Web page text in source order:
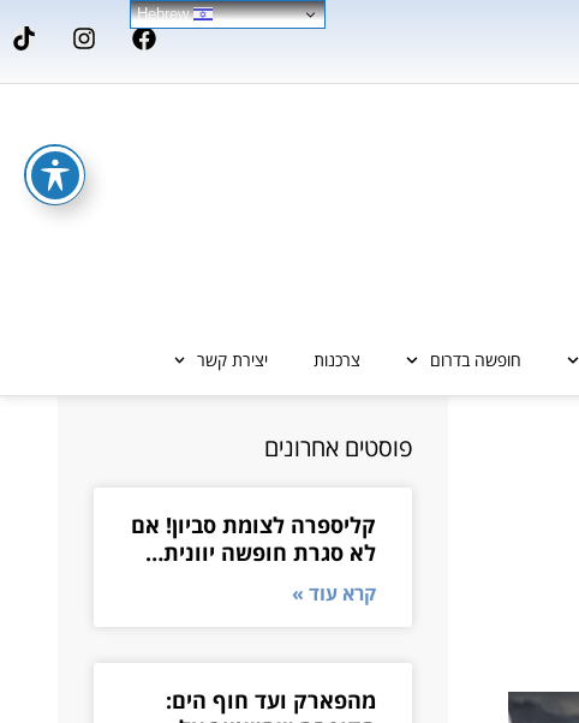
חופשה בדרום צרכנות יצירת קשר
פוסטים אחרונים
קליספרה לצומת סביון! אם
לא סגרת חופשה יוונית…
קרא עוד »
מהפארק ועד חוף הים:
Hebrew